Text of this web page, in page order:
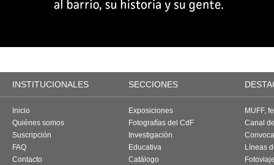
INSTITUCIONALES SECCIONES
Inicio
Quiénes somos
Suscripción
FAQ
Contacto
Exposiciones
Fotografías del CdF
Investigación
Educativa
Catálogo
MUFF,
Canal
Líneas